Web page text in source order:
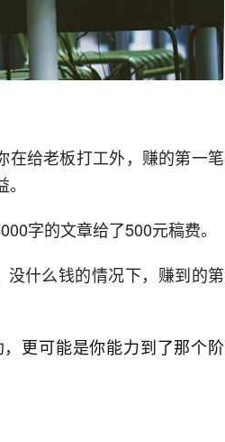
在给老板打工外，赚的第一笔
字的文章给了500元稿费。
什么钱的情况下，赚到的第
更可能是你能力到了那个阶